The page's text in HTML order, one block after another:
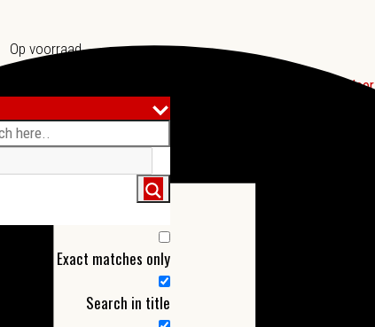
Exact matches only
Search in title
Op voorraad
✉ Mail dit product door